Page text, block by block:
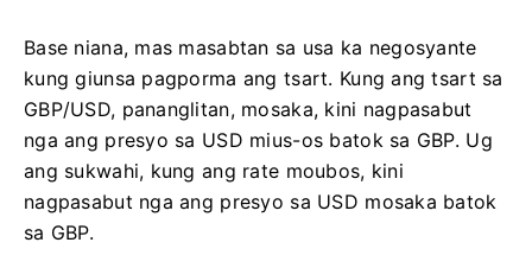
Base niana, mas masabtan sa usa ka negosyante
kung giunsa pagporma ang tsart. Kung ang tsart sa
GBP/USD, pananglitan, mosaka, kini nagpasabut
nga ang presyo sa USD mius-os batok sa GBP. Ug
ang sukwahi, kung ang rate moubos, kini
nagpasabut nga ang presyo sa USD mosaka batok
sa GBP.